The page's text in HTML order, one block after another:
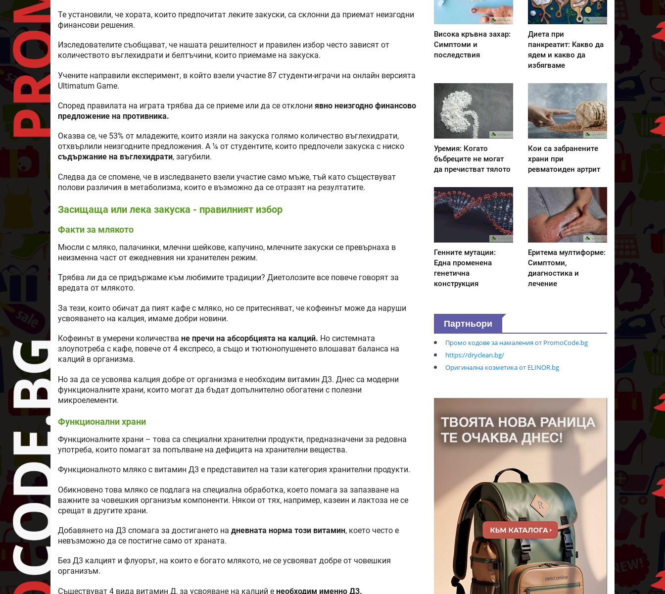
Те установили, че хората, които предпочитат леките закуски, са склонни да приемат неизгодни
финансови решения.
Изследователите съобщават, че нашата решителност и правилен избор често зависят от
количеството въглехидрати и белтъчини, които приемаме на закуска.
Учените направили експеримент, в който взели участие 87 студенти-играчи на онлайн версията
Ultimatum Game.
Според правилата на играта трябва да се приеме или да се отклони явно неизгодно финансово
предложение на противника.
Оказва се, че 53% от младежите, които изяли на закуска голямо количество въглехидрати,
отхвърлили неизгодните предложения. А ¼ от студентите, които предпочели закуска с ниско
съдържание на въглехидрати, загубили.
Следва да се спомене, че в изследването взели участие само мъже, тъй като съществуват
полови различия в метаболизма, които е възможно да се отразят на резултатите.
Засищаща или лека закуска - правилният избор
Факти за млякото
Мюсли с мляко, палачинки, млечни шейкове, капучино, млечните закуски се превърнаха в
неизменна част от ежедневния ни хранителен режим.
Трябва ли да се придържаме към любимите традиции? Диетолозите все повече говорят за
вредата от млякото.
За тези, които обичат да пият кафе с мляко, но се притесняват, че кофеинът може да наруши
усвояването на калция, имаме добри новини.
Кофеинът в умерени количества не пречи на абсорбцията на калций. Но системната
злоупотреба с кафе, повече от 4 експресо, а също и тютюнопушенето влошават баланса на
калций в организма.
Но за да се усвоява калция добре от организма е необходим витамин Д3. Днес са модерни
функционалните храни, които могат да бъдат допълнително обогатени с полезни
микроелементи.
Функционални храни
Функционалните храни – това са специални хранителни продукти, предназначени за редовна
употреба, които помагат за попълване на дефицита на хранителни вещества.
Функционалното мляко с витамин Д3 е представител на тази категория хранителни продукти.
Обикновено това мляко се подлага на специална обработка, което помага за запазване на
важните за човешкия организъм компоненти. Някои от тях, например, казеин и лактоза не се
срещат в другите храни.
Добавянето на Д3 спомага за достигането на дневната норма този витамин, което често е
невъзможно да се постигне само от храната.
Без Д3 калцият и флуорът, на които е богато млякото, не се усвояват добре от човешкия
организъм.
Съществуват 4 вида витамин Д, за усвояване на калций е необходим именно Д3.
Висока кръвна захар:
Симптоми и
последствия
Диета при
панкреатит: Kакво да
ядем и какво да
избягваме
Уремия: Когато
бъбреците не могат
да пречистват тялото
Кои са забранените
храни при
ревматоиден артрит
Генните мутации:
Една променена
генетична
конструкция
Еритема мултиформе:
Симптоми,
диагностика и
лечение
Партньори
Промо кодове за намаления от PromoCode.bg
https://dryclean.bg/
Оригинална козметика от ELINOR.bg